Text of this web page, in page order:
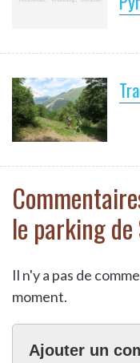
le parking
Il n'y a pas de
moment.
Ajouter un